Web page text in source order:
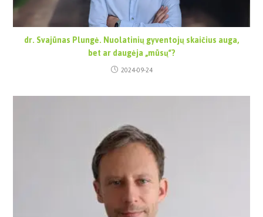
dr. Svajūnas Plungė. Nuolatinių gyventojų skaičius auga,
bet ar daugėja „mūsų“?
2024-09-24